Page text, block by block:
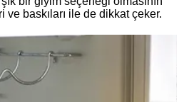
ve baskıları ile de dikkat çeker.